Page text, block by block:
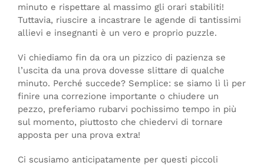
minuto e rispettare al massimo gli orari stabiliti!
Tuttavia, riuscire a incastrare le agende di tantissimi
allievi e insegnanti è un vero e proprio puzzle.
Vi chiediamo fin da ora un pizzico di pazienza se
l’uscita da una prova dovesse slittare di qualche
minuto. Perché succede? Semplice: se siamo lì lì per
finire una correzione importante o chiudere un
pezzo, preferiamo rubarvi pochissimo tempo in più
sul momento, piuttosto che chiedervi di tornare
apposta per una prova extra!
Ci scusiamo anticipatamente per questi piccoli